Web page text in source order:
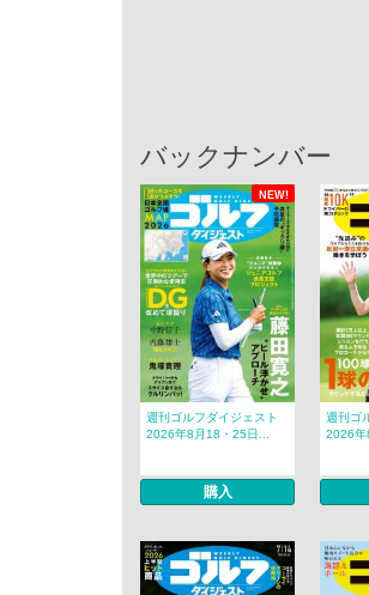
バックナンバー
NEW!
週刊ゴルフダイジェスト
2026年8月18・25日...
購入
週刊ゴ
2026年